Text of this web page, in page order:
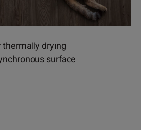
drying
surface